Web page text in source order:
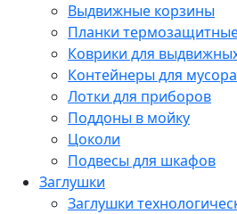
Выдвижные корзины
Планки
Коврики для
Контейнеры для мусора
Лотки для приборов
Поддоны в мойку
Цоколи
Подвесы для шкафов
Заглушки
Заглушки